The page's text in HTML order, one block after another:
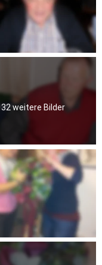
32 weitere Bilder